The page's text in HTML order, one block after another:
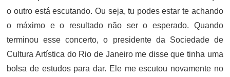
o outro está escutando. Ou seja, tu podes estar te achando
o máximo e o resultado não ser o esperado. Quando
terminou esse concerto, o presidente da Sociedade de
Cultura Artística do Rio de Janeiro me disse que tinha uma
bolsa de estudos para dar. Ele me escutou novamente no